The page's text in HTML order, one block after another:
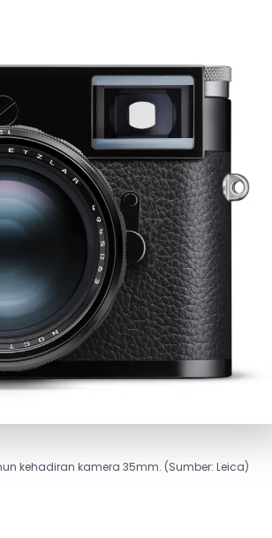
kehadiran kamera 35mm. (Sumber: Leica)